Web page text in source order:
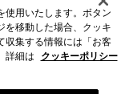
使用いたします。ボタン
を移動した場合、クッキ
収集する情報には「お客
詳細は
クッキーポリシー